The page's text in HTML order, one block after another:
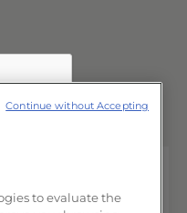
to evaluate the
Continue without Accepting